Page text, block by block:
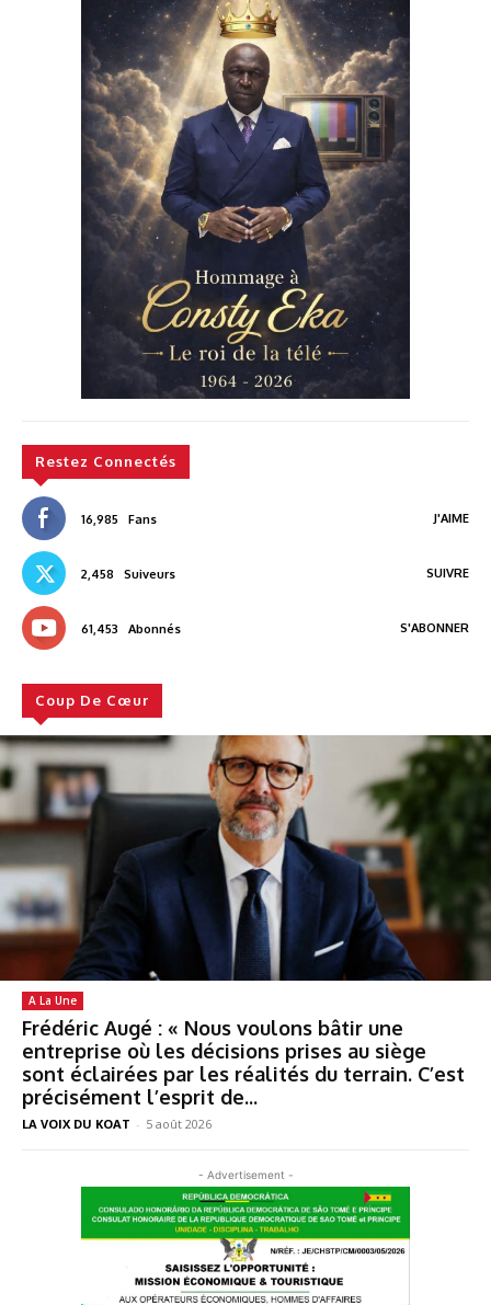
Restez Connectés
16,985 Fans J'AIME
2,458 Suiveurs SUIVRE
61,453 Abonnés S'ABONNER
Coup De Cœur
A La Une
Frédéric Augé : « Nous voulons bâtir une
entreprise où les décisions prises au siège
sont éclairées par les réalités du terrain. C’est
précisément l’esprit de...
LA VOIX DU KOAT - 5 août 2026
- Advertisement -